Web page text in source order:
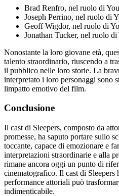
Brad Renfro, nel ruolo di
Joseph Perrino, nel ruolo di
Geoff Wigdor, nel ruolo di
Jonathan Tucker, nel ruolo
Nonostante la loro giovane età,
talento straordinario, riuscendo a
il pubblico nelle loro storie. La
interpretato i loro personaggi sono
limpatto emotivo del film.
Conclusione
Il cast di Sleepers, composto da
promesse, ha saputo portare sullo
toccante, capace di emozionare e
interpretazioni straordinarie e alla
rimane ancora oggi un punto di
cinematografico. Il cast di Sleepers
performance attoriali può
indimenticabile.